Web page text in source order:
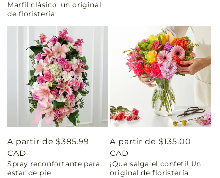
Marfil clásico: un original
de floristería
Precio
habitual
A partir de $385.99
CAD
Spray reconfortante para
estar de pie
Precio
habitual
A partir de $135.00
CAD
¡Que salga el confeti! Un
original de floristería